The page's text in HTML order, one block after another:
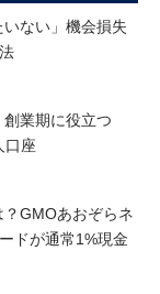
ない」機会損失
業期に役立つ
口座
GMOあおぞらネ
ドが通常1%現金